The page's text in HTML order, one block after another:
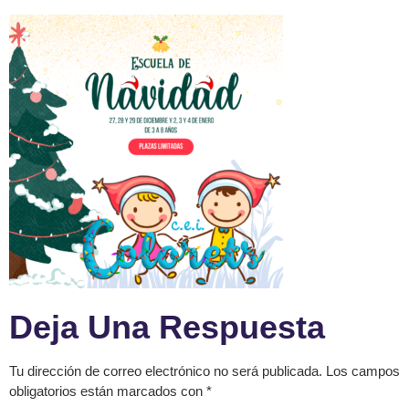
Deja Una Respuesta
Tu dirección de correo electrónico no será publicada. Los campos
obligatorios están marcados con *